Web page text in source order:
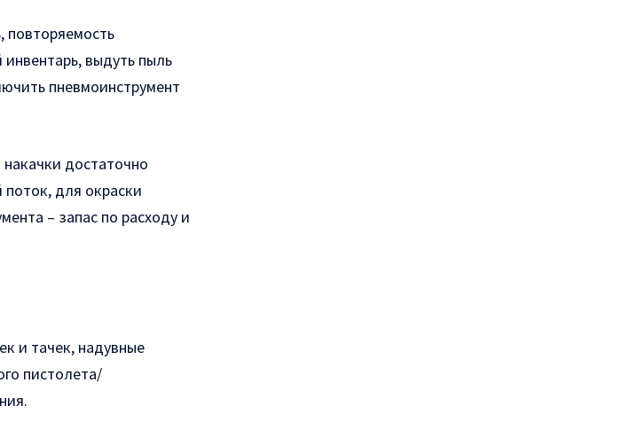
повторяемость
инвентарь, выдуть пыль
пневмоинструмент
достаточно
для окраски
– запас по расходу и
и тачек, надувные
пистолета/